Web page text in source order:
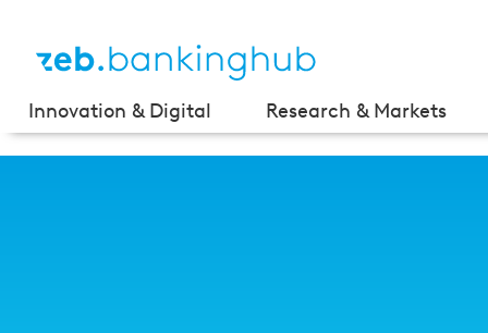
Innovation & Digital Research & Markets